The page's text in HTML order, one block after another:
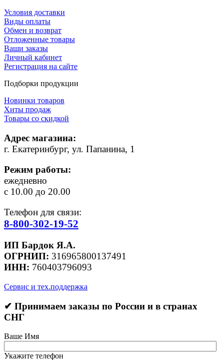
Условия доставки
Виды оплаты
Обмен и возврат
Отложенные товары
Ваши заказы
Личный кабинет
Регистрация на сайте
Подборки продукции
Новинки товаров
Хиты продаж
Товары со скидкой
Адрес магазина:
г. Екатеринбург, ул. Папанина, 1
Режим работы:
ежедневно
с 10.00 до 20.00
Телефон для связи:
8-800-302-19-52
ИП Бардок Я.А.
ОГРНИП: 316965800137491
ИНН: 760403796093
Сервис и тех.поддержка
✔ Принимаем заказы по России и в странах
СНГ
Ваше Имя
Укажите телефон